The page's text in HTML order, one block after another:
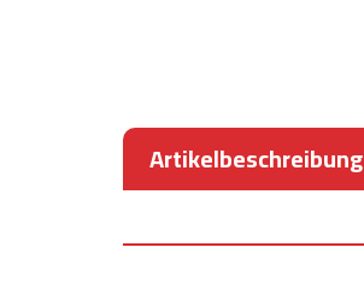
Artikelbeschreibung